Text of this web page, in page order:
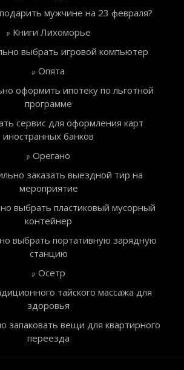
мужчине на 23 февраля?
Книги Лихоморье
выбрать игровой компьютер
Опята
оформить ипотеку по льготной
программе
сервис для оформления карт
иностранных банков
Орегано
заказать выездной тир на
мероприятие
выбрать пластиковый мусорный
контейнер
выбрать портативную зарядную
станцию
Осетр
тайского массажа для
здоровья
запаковать вещи для квартирного
переезда